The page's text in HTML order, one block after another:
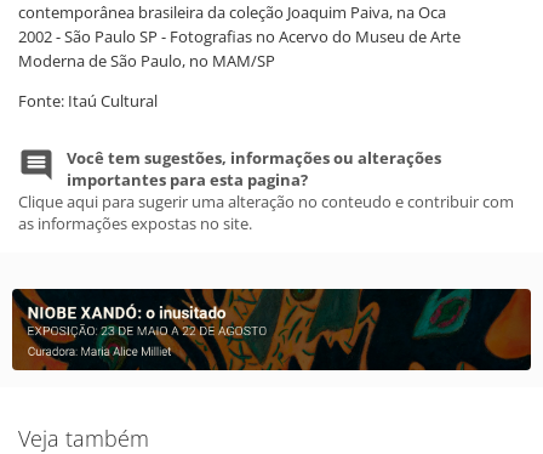
contemporânea brasileira da coleção Joaquim Paiva, na Oca
2002 - São Paulo SP - Fotografias no Acervo do Museu de Arte
Moderna de São Paulo, no MAM/SP
Fonte: Itaú Cultural
Você tem sugestões, informações ou alterações
importantes para esta pagina?
Clique aqui para sugerir uma alteração no conteudo e contribuir com
as informações expostas no site.
Veja também